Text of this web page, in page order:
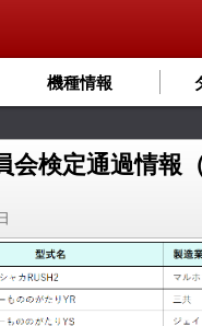
機種情報
会検定通過情報